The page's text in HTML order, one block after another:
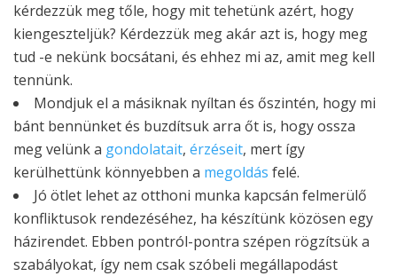
kérdezzük meg tőle, hogy mit tehetünk azért, hogy
kiengeszteljük? Kérdezzük meg akár azt is, hogy meg
tud -e nekünk bocsátani, és ehhez mi az, amit meg kell
tennünk.
Mondjuk el a másiknak nyíltan és őszintén, hogy mi
bánt bennünket és buzdítsuk arra őt is, hogy ossza
meg velünk a gondolatait, érzéseit, mert így
kerülhettünk könnyebben a megoldás felé.
Jó ötlet lehet az otthoni munka kapcsán felmerülő
konfliktusok rendezéséhez, ha készítünk közösen egy
házirendet. Ebben pontról-pontra szépen rögzítsük a
szabályokat, így nem csak szóbeli megállapodást